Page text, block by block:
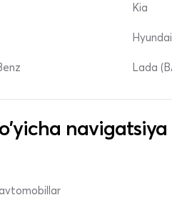
Kia
Hyundai
Lada